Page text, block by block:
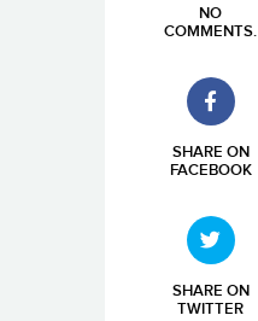
NO
COMMENTS.
SHARE ON
FACEBOOK
SHARE ON
TWITTER